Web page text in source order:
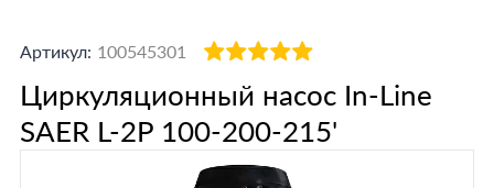
Артикул: 100545301
Циркуляционный насос In-Line
SAER L-2P 100-200-215'